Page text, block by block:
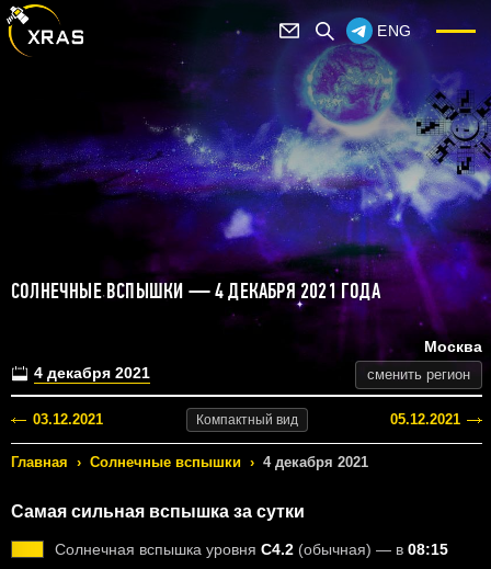
ENG
СОЛНЕЧНЫЕ ВСПЫШКИ — 4 ДЕКАБРЯ 2021 ГОДА
4 декабря 2021
Москва
сменить регион
03.12.2021 Компактный вид 05.12.2021
Главная › Солнечные вспышки › 4 декабря 2021
Самая сильная вспышка за сутки
Солнечная вспышка уровня C4.2 (обычная) — в 08:15